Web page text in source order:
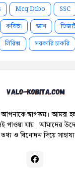
Mcq Dibo SSC
কবিতা জ্ঞান
লিরিক্স সরকারি চাকরি
স্বাগতম। আমরা
পাওয়া যায়। আমাদের
ও বিনোদন দিয়ে